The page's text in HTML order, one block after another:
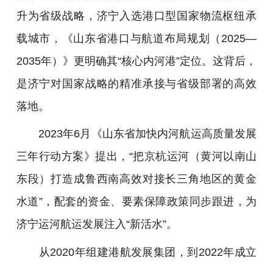
升为省级战略，济宁入选港口型国家物流枢纽承
载城市，《山东省港口与航道布局规划（2025—
2035年）》更明确其“核心内河港”定位。这背后，
是济宁对国家战略的精准承接与省级部署的高效
落地。
2023年6月《山东省加快内河航运高质量发展
三年行动方案》提出，“把京杭运河（黄河以南山
东段）打造成鲁西南高效对接长三角地区的黄金
水道”，配套的资金、要素保障政策同步跟进，为
济宁运河航运发展注入“新活水”。
从2020年组建港航发展集团，到2022年成立